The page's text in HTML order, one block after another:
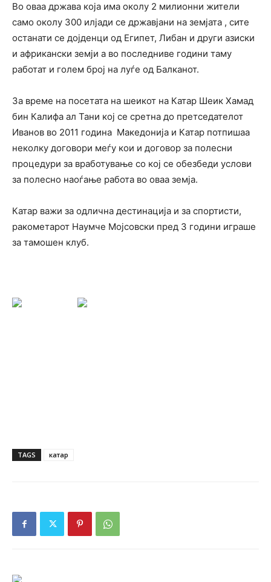
Во оваа држава која има околу 2 милионни жители
само околу 300 илјади се државјани на земјата , сите
останати се дојденци од Египет, Либан и други азиски
и африкански земји а во последниве години таму
работат и голем број на луѓе од Балканот.
За време на посетата на шеикот на Катар Шеик Хамад
бин Калифа ал Тани кој се сретна до претседателот
Иванов во 2011 година Македонија и Катар потпишаа
неколку договори меѓу кои и договор за полесни
процедури за вработување со кој се обезбеди услови
за полесно наоѓање работа во оваа земја.
Катар важи за одлична дестинација и за спортисти,
ракометарот Наумче Мојсовски пред 3 години играше
за тамошен клуб.
TAGS катар